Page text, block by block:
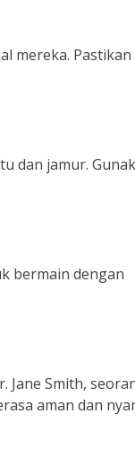
mereka. Pastikan
dan jamur.
bermain dengan
Jane Smith,
aman dan